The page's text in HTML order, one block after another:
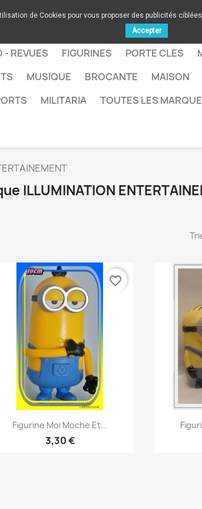
- REVUES FIGURINES PORTE CLES
MUSIQUE BROCANTE MAISON
MILITARIA TOUTES LES
ILLUMINATION
Aperçu rapide
Figurine Moi Moche Et...
3,30 €
favorite_border

de Cookies pour vous proposer des publicités
Accepter